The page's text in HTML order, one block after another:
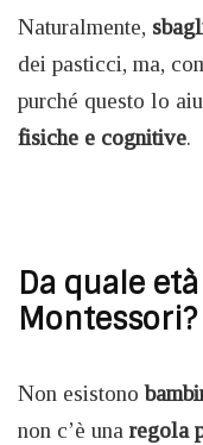
Naturalmente,
dei pasticci, ma,
purché questo lo
fisiche e cognitive.
Da quale
Montessori?
Non esistono
non c’è una regola